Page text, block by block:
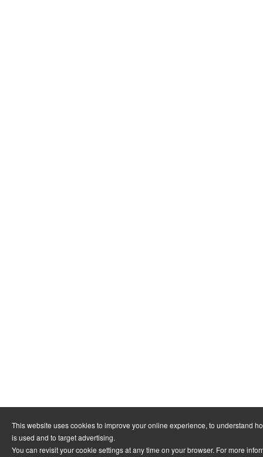
This website uses cookies to improve your online experience, to understand
is used and to target advertising.
You can revisit your cookie settings at any time on your browser. For more